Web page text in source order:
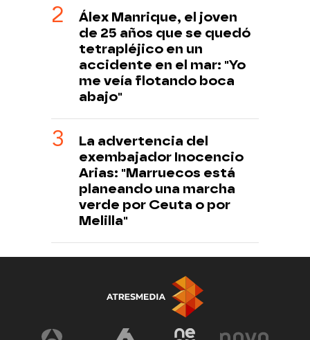
Álex Manrique, el joven
de 25 años que se quedó
tetrapléjico en un
accidente en el mar: "Yo
me veía flotando boca
abajo"
La advertencia del
exembajador Inocencio
Arias: "Marruecos está
planeando una marcha
verde por Ceuta o por
Melilla"